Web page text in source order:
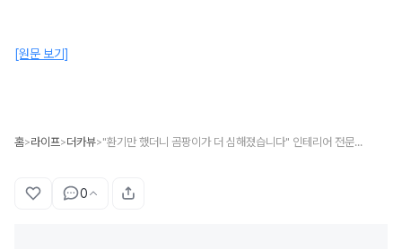
[원문 보기]
홈>라이프>더카뷰> "환기만 했더니 곰팡이가 더 심해졌습니다" 인테리어 전문가가 습기 점검할 때 가장 먼저 들여다보는 집 안 의외의 장소
0